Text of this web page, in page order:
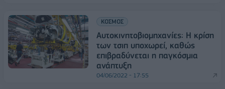
ΚΟΣΜΟΣ
Αυτοκινητοβιομηχανίες: Η κρίση
των τσιπ υποχωρεί, καθώς
επιβραδύνεται η παγκόσμια
ανάπτυξη
04/06/2022 - 17:55